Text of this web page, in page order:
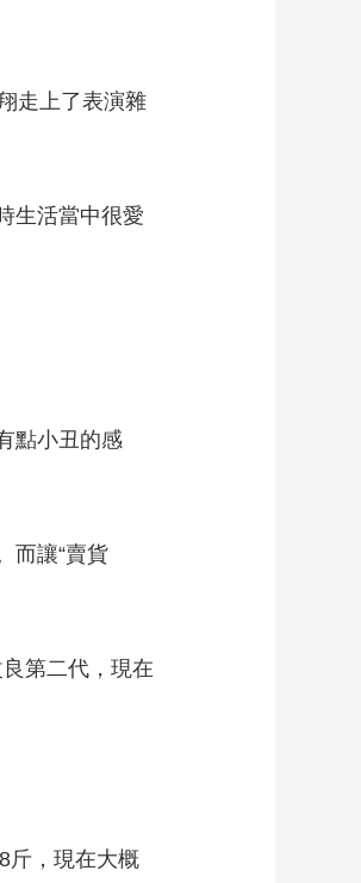
走上了表演雜
生活當中很愛
點小丑的感
而讓“賣貨
第二代，現在
斤，現在大概